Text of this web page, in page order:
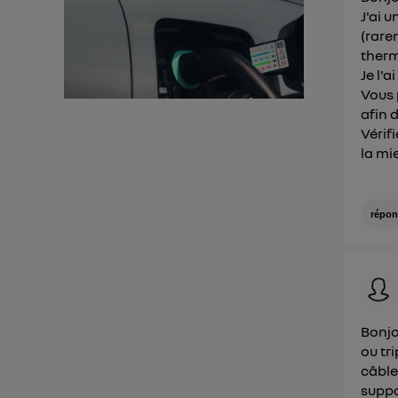
J'ai
Je
afin
la
ou